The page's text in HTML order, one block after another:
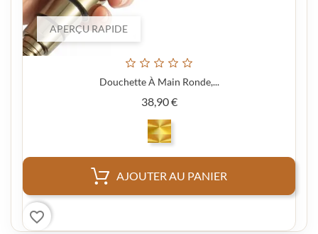
APERÇU RAPIDE
Douchette À Main Ronde,...
38,90 €Prix
AJOUTER AU PANIER
favorite_border